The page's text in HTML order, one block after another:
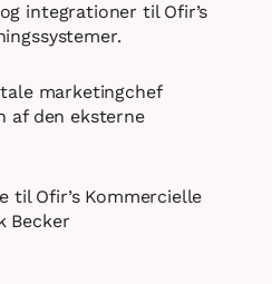
integrationer til Ofir’s
marketingchef
af den eksterne
til Ofir’s Kommercielle
Becker